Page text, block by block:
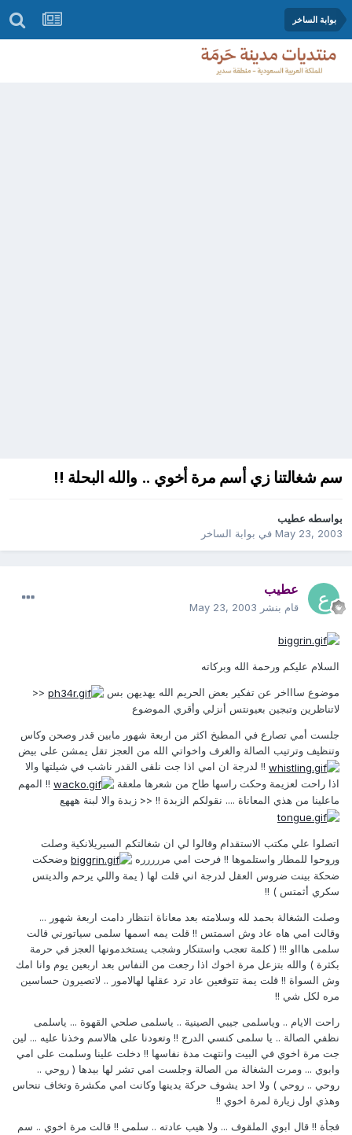
بوابة الساخر
سم شغالتنا زي أسم مرة أخوي .. والله البحلة !!
بواسطه عطيب
May 23, 2003في بوابة الساخر
عطيب
قام بنشر May 23, 2003
السلام عليكم ورحمة الله وبركاته
موضوع ساااخر عن تفكير بعض الحريم الله يهديهن بس
<<
لاتناظرين وتبجين بعيونتس أنزلي وأقري الموضوع
جلست أمي تصارع في المطبخ اكثر من اربعة شهور مابين قدر وصحن وكاس
وتنظيف وترتيب الصالة والغرف واخواتي الله من العجز تقل يمشن على بيض
!! لدرجة ان امي اذا جت نلقى القدر ناشب في شيلتها والا
اذا راحت لعزيمة وحكت راسها طاح من شعرها ملعقة
!! المهم
ماعلينا من هذي المعاناة .... نقولكم الزبدة !! << زبدة والا لبنة هههع
اتصلوا علي مكتب الاستقدام وقالوا لي ان شغالتكم السيريلانكية وصلت
وروحوا للمطار واستلموها !! فرحت امي مررررره
وضحكت
ضحكة بينت ضروس العقل لدرجة اني قلت لها ( يمة واللي يرحم والديتس
سكري أثمتس ) !!
وصلت الشغالة بحمد لله وسلامته بعد معاناة انتظار دامت اربعة شهور ...
وقالت امي هاه عاد وش اسمتس !! قلت يمه اسمها سلمى سياتورني قالت
سلمى هاااو !!! ( كلمة تعجب واستنكار وشجب يستخدمونها العجز في حرمة
بكثرة ) والله بتزعل مرة اخوك اذا رجعت من النفاس بعد اربعين يوم وانا امك
وش السواة !! قلت يمة تتوقعين عاد ترد عقلها لهالامور .. لاتصيرون حساسين
مره لكل شي !!
راحت الايام .. وياسلمى جيبي الصينية .. ياسلمى صلحي القهوة ... ياسلمى
نظفي الصالة .. يا سلمى كنسي الدرج !! وتعودنا على هالاسم وخذنا عليه ... لين
جت مرة اخوي في البيت وانتهت مدة نفاسها !! دخلت علينا وسلمت على امي
وابوي ... ومرت الشغالة من الصالة وجلست امي تشر لها بيدها ( روحي ..
روحي .. روحي ) ولا احد يشوف حركة يدينها وكانت امي مكشرة وتخاف ننحاس
وهذي اول زيارة لمرة اخوي !!
فجأة !! قال ابوي الملقوف ... ولا هيب عادته .. سلمى !! قالت مرة اخوي .. سم